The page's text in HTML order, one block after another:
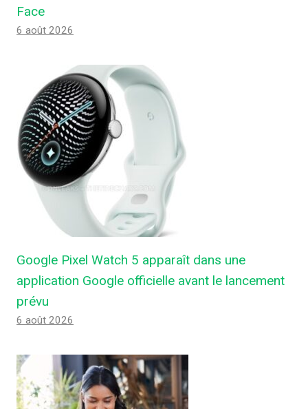
Face
6 août 2026
Google Pixel Watch 5 apparaît dans une
application Google officielle avant le lancement
prévu
6 août 2026